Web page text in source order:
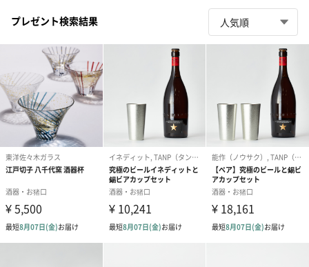
プレゼント検索結果